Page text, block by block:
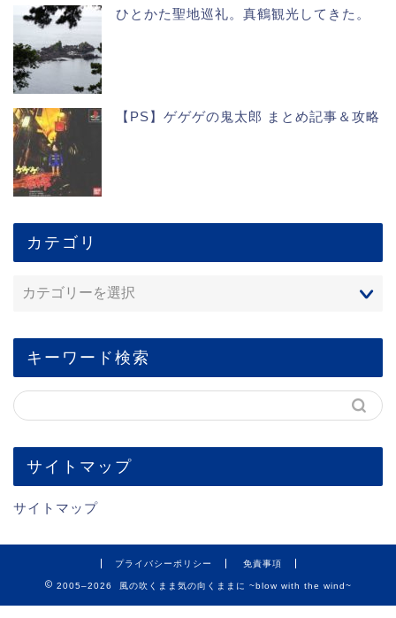
ひとかた聖地巡礼。真鶴観光してきた。
【PS】ゲゲゲの鬼太郎 まとめ記事＆攻略
カテゴリ
キーワード検索
サイトマップ
サイトマップ
プライバシーポリシー 免責事項
2005–2026 風の吹くまま気の向くままに ~blow with the wind~